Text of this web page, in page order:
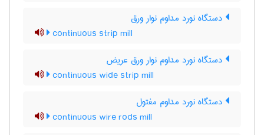
دستگاه نورد مداوم نوار ورق
continuous strip mill
دستگاه نورد مداوم نوار ورق عریض
continuous wide strip mill
دستگاه نورد مداوم مفتول
continuous wire rods mill